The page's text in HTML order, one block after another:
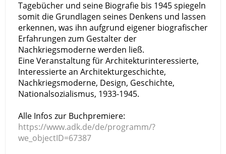
Tagebücher und seine Biografie bis 1945 spiegeln
somit die Grundlagen seines Denkens und lassen
erkennen, was ihn aufgrund eigener biografischer
Erfahrungen zum Gestalter der
Nachkriegsmoderne werden ließ.
Eine Veranstaltung für Architekturinteressierte,
Interessierte an Architekturgeschichte,
Nachkriegsmoderne, Design, Geschichte,
Nationalsozialismus, 1933-1945.
Alle Infos zur Buchpremiere:
https://www.adk.de/de/programm/?
we_objectID=67387